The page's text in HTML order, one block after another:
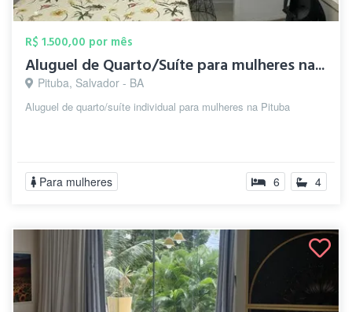
R$ 1.500,00 por mês
Aluguel de Quarto/Suíte para mulheres na...
Pituba, Salvador - BA
Aluguel de quarto/suíte individual para mulheres na Pituba
Para mulheres 6 4